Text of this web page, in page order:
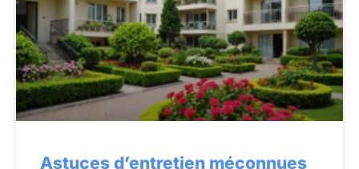
Astuces d’entretien méconnues